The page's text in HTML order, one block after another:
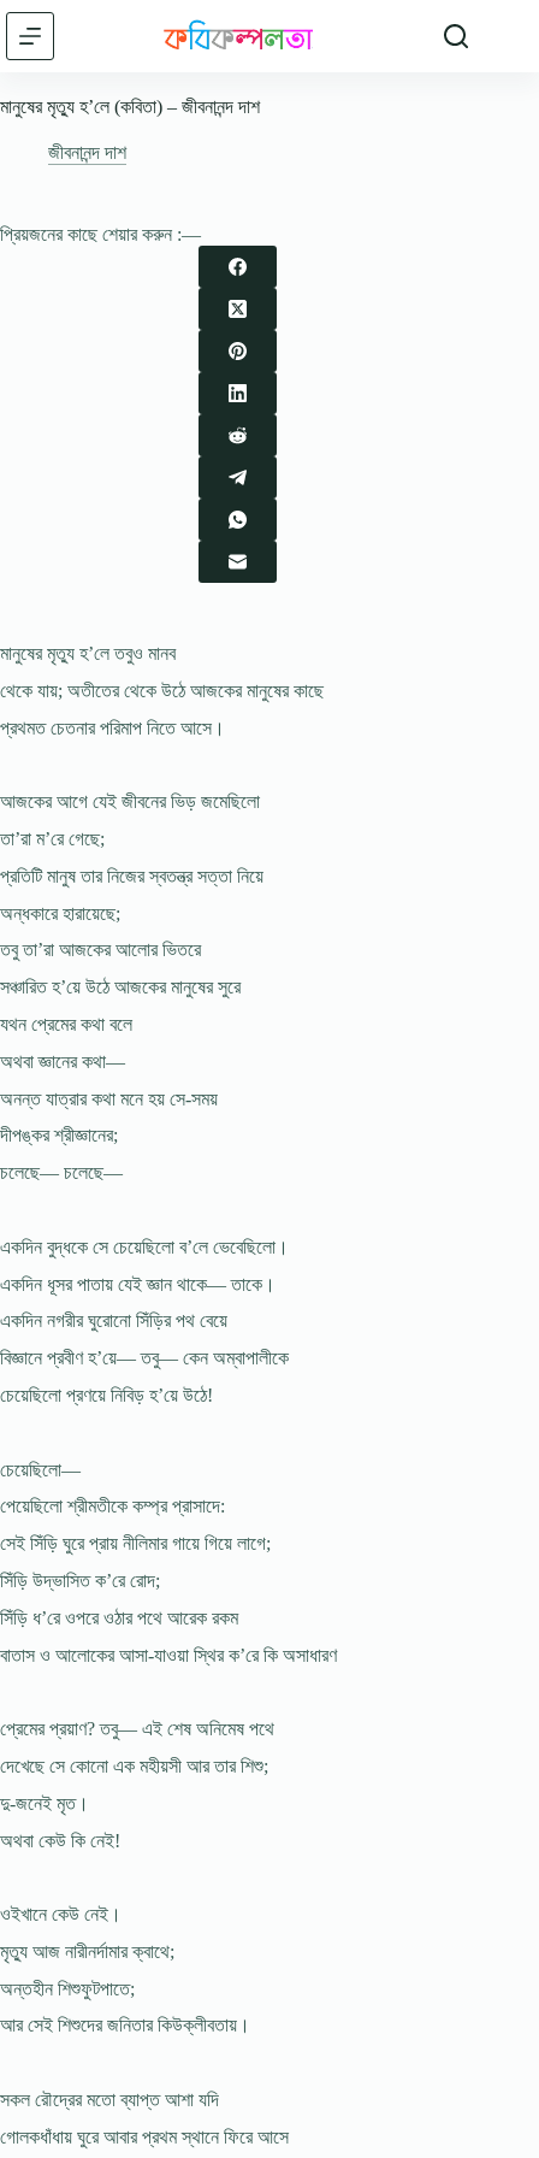
Skip
content
মানুষের মৃত্যু হ’লে (কবিতা) – জীবনানন্দ দাশ
জীবনানন্দ দাশ
প্রিয়জনের কাছে শেয়ার করুন :—
মানুষের মৃত্যু হ’লে তবুও মানব
থেকে যায়; অতীতের থেকে উঠে আজকের মানুষের কাছে
প্রথমত চেতনার পরিমাপ নিতে আসে।
আজকের আগে যেই জীবনের ভিড় জমেছিলো
তা’রা ম’রে গেছে;
প্রতিটি মানুষ তার নিজের স্বতন্ত্র সত্তা নিয়ে
অন্ধকারে হারায়েছে;
তবু তা’রা আজকের আলোর ভিতরে
সঞ্চারিত হ’য়ে উঠে আজকের মানুষের সুরে
যথন প্রেমের কথা বলে
অথবা জ্ঞানের কথা—
অনন্ত যাত্রার কথা মনে হয় সে-সময়
দীপঙ্কর শ্রীজ্ঞানের;
চলেছে— চলেছে—
একদিন বুদ্ধকে সে চেয়েছিলো ব’লে ভেবেছিলো।
একদিন ধূসর পাতায় যেই জ্ঞান থাকে— তাকে।
একদিন নগরীর ঘুরোনো সিঁড়ির পথ বেয়ে
বিজ্ঞানে প্রবীণ হ’য়ে— তবু— কেন অম্বাপালীকে
চেয়েছিলো প্রণয়ে নিবিড় হ’য়ে উঠে!
চেয়েছিলো—
পেয়েছিলো শ্রীমতীকে কম্প্র প্রাসাদে:
সেই সিঁড়ি ঘুরে প্রায় নীলিমার গায়ে গিয়ে লাগে;
সিঁড়ি উদ্ভাসিত ক’রে রোদ;
সিঁড়ি ধ’রে ওপরে ওঠার পথে আরেক রকম
বাতাস ও আলোকের আসা-যাওয়া স্থির ক’রে কি অসাধারণ
প্রেমের প্রয়াণ? তবু— এই শেষ অনিমেষ পথে
দেখেছে সে কোনো এক মহীয়সী আর তার শিশু;
দু-জনেই মৃত।
অথবা কেউ কি নেই!
ওইখানে কেউ নেই।
মৃত্যু আজ নারীনর্দামার ক্বাথে;
অন্তহীন শিশুফুটপাতে;
আর সেই শিশুদের জনিতার কিউক্লীবতায়।
সকল রৌদ্রের মতো ব্যাপ্ত আশা যদি
গোলকধাঁধায় ঘুরে আবার প্রথম স্থানে ফিরে আসে